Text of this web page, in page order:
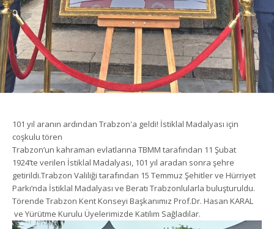
101 yıl aranın ardından Trabzon'a geldi! İstiklal Madalyası için
coşkulu tören
Trabzon’un kahraman evlatlarına TBMM tarafından 11 Şubat
1924’te verilen İstiklal Madalyası, 101 yıl aradan sonra şehre
getirildi.Trabzon Valiliği tarafından 15 Temmuz Şehitler ve Hürriyet
Parkı’nda İstiklal Madalyası ve Beratı Trabzonlularla buluşturuldu.
Törende Trabzon Kent Konseyi Başkanımız Prof.Dr. Hasan KARAL
ve Yürütme Kurulu Üyelerimizde Katılım Sağladılar.